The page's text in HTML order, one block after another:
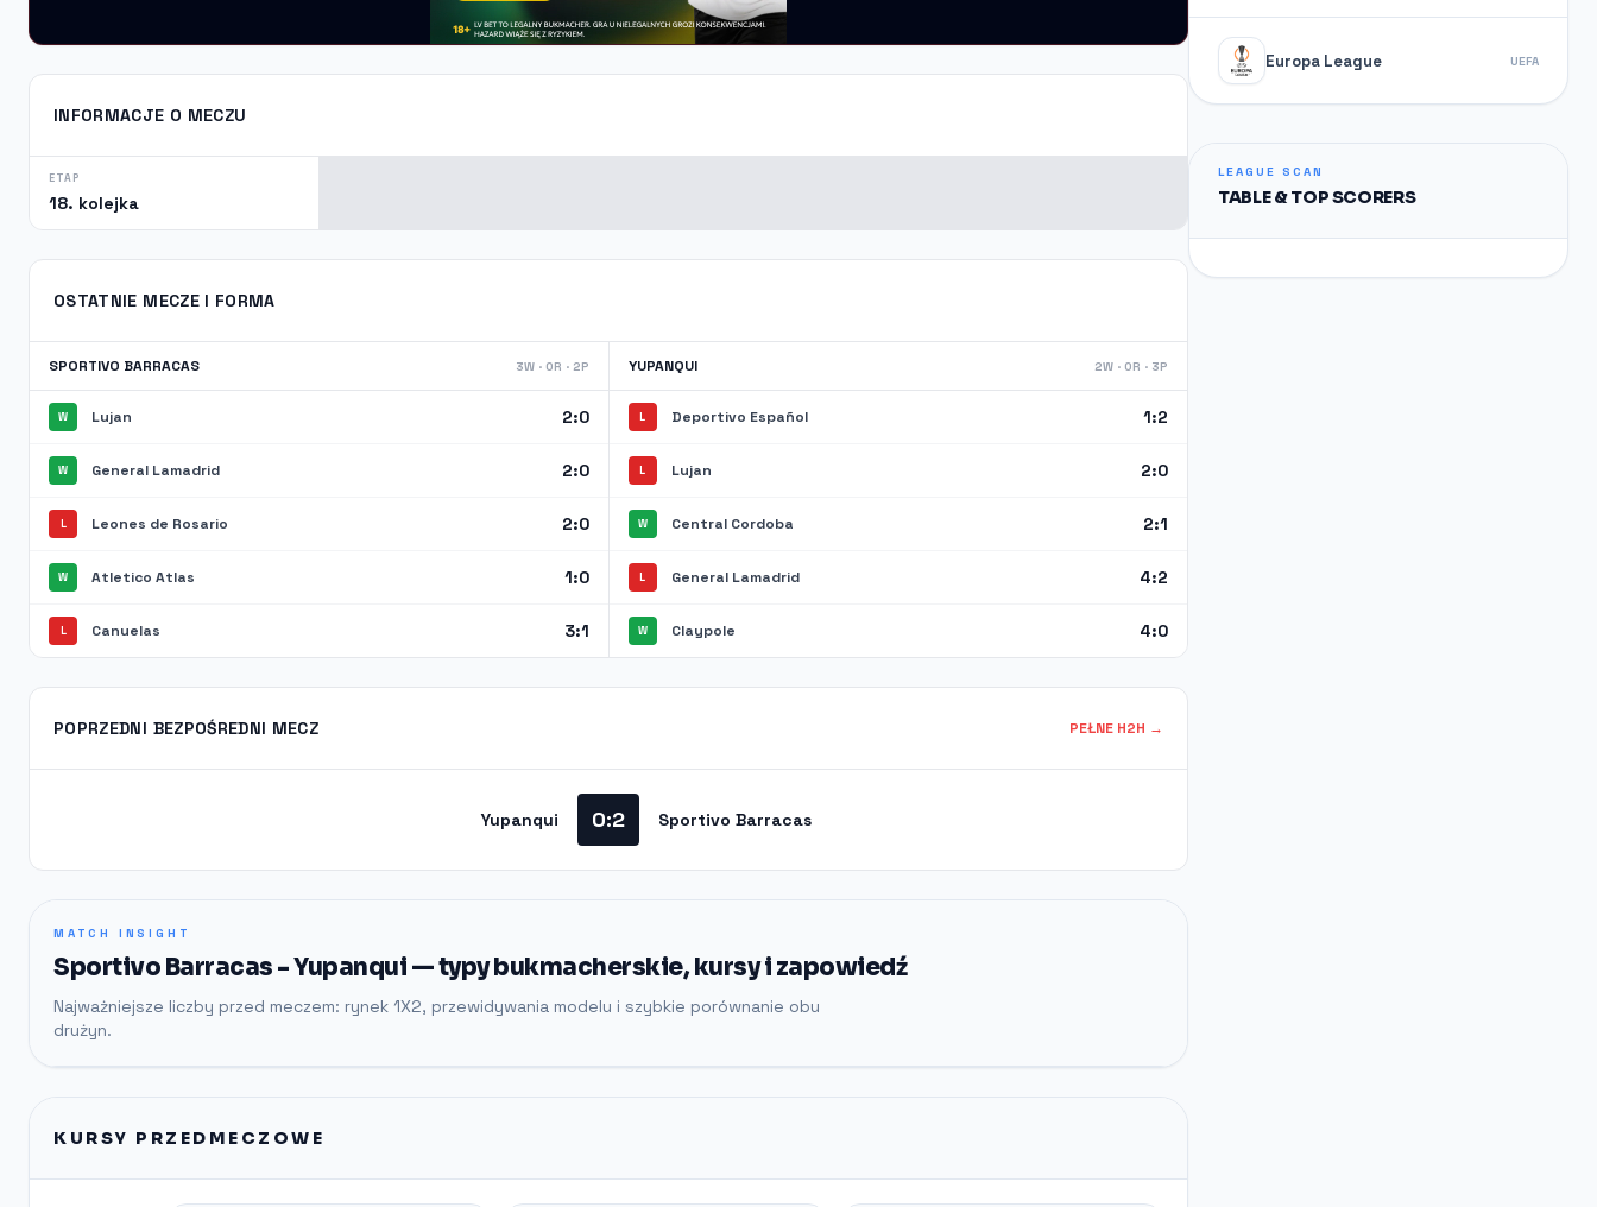
INFORMACJE O MECZU
ETAP
18. kolejka
OSTATNIE MECZE I FORMA
SPORTIVO BARRACAS 3W · 0R · 2P
W Lujan 2:0
W General Lamadrid 2:0
L Leones de Rosario 2:0
W Atletico Atlas 1:0
L Canuelas 3:1
YUPANQUI 2W · 0R · 3P
L Deportivo Español 1:2
L Lujan 2:0
W Central Cordoba 2:1
L General Lamadrid 4:2
W Claypole 4:0
POPRZEDNI BEZPOŚREDNI MECZ PEŁNE H2H →
Yupanqui 0:2 Sportivo Barracas
MATCH INSIGHT
Sportivo Barracas - Yupanqui — typy bukmacherskie, kursy i zapowiedź
Najważniejsze liczby przed meczem: rynek 1X2, przewidywania modelu i szybkie porównanie obu
drużyn.
KURSY PRZEDMECZOWE
Europa League UEFA
LEAGUE SCAN
TABLE & TOP SCORERS